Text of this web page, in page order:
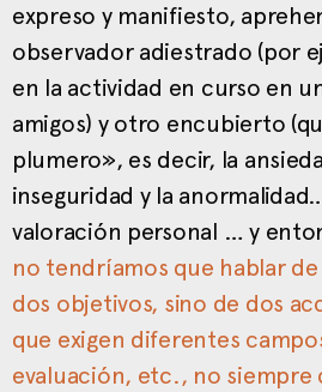
expreso y manifiesto,
observador adiestrado (por
en la actividad en curso en
amigos) y otro encubierto
plumero», es decir, la
inseguridad y la
valoración personal … y
no tendríamos que hablar
dos objetivos, sino de dos
que exigen diferentes
evaluación, etc., no siempre